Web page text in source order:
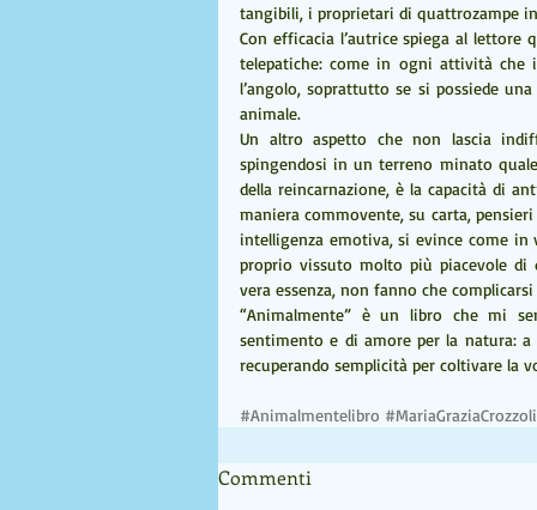
tangibili, i proprietari di quattrozampe
Con efficacia l’autrice spiega al
telepatiche: come in ogni attività
l’angolo, soprattutto se si possiede
animale.
Un altro aspetto che non lascia
spingendosi in un terreno minato
della reincarnazione, è la capacità di
maniera commovente, su carta,
intelligenza emotiva, si evince come
proprio vissuto molto più piacevole di
vera essenza, non fanno che
“Animalmente” è un libro che mi
sentimento e di amore per la natura: a
recuperando semplicità per coltivare la
#Animalmentelibro
Commenti